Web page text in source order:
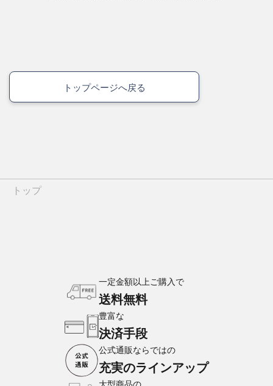
トップページへ戻る
トップ
一定金額以上ご購入で
送料無料
豊富な
決済手段
公式通販ならではの
充実のラインアップ